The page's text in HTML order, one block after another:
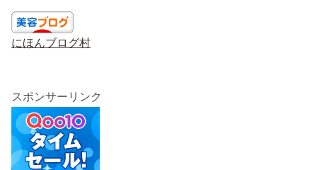
にほんブログ村
スポンサーリンク